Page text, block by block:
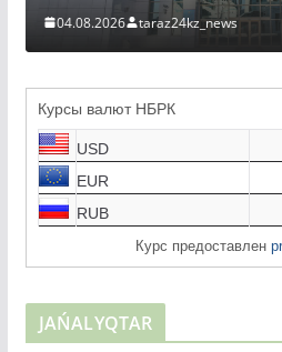
04.08.2026 taraz24kz_news
Курсы валют НБРК
USD
EUR
RUB
Курс предоставлен
JAŃALYQTAR